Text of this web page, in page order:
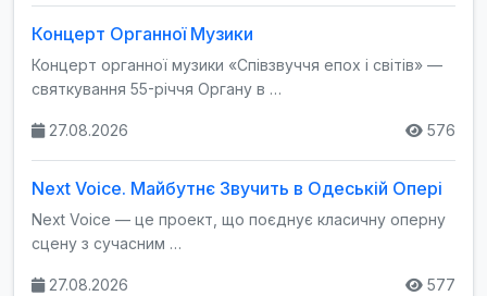
Концерт Органної Музики
Концерт органної музики «Співзвуччя епох і світів» —
святкування 55-річчя Органу в …
27.08.2026 576
Next Voice. Майбутнє Звучить в Одеській Опері
Next Voice — це проект, що поєднує класичну оперну
сцену з сучасним …
27.08.2026 577